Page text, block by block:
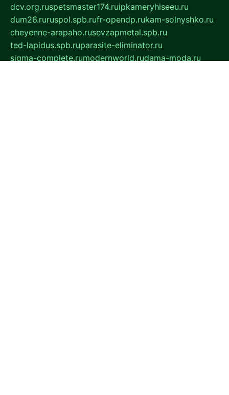
dcv.org.ruspetsmaster174.ruipkameryhiseeu.ru
dum26.ruruspol.spb.rufr-opendp.rukam-solnyshko.ru
cheyenne-arapaho.rusevzapmetal.spb.ru
ted-lapidus.spb.ruparasite-eliminator.ru
sigma-complete.rumodernworld.rudama-moda.ru